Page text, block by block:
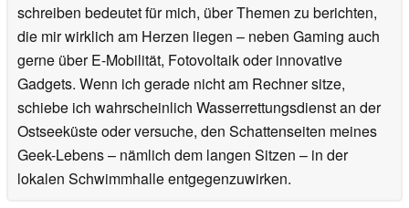
schreiben bedeutet für mich, über Themen zu berichten,
die mir wirklich am Herzen liegen – neben Gaming auch
gerne über E-Mobilität, Fotovoltaik oder innovative
Gadgets. Wenn ich gerade nicht am Rechner sitze,
schiebe ich wahrscheinlich Wasserrettungsdienst an der
Ostseeküste oder versuche, den Schattenseiten meines
Geek-Lebens – nämlich dem langen Sitzen – in der
lokalen Schwimmhalle entgegenzuwirken.